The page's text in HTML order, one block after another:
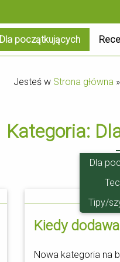
Dla początkujących
Jesteś w Strona główna»
Kategoria:
Dla
Tipy/
Kiedy
Nowa kategoria na